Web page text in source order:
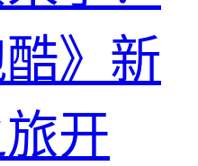
酷》新
开